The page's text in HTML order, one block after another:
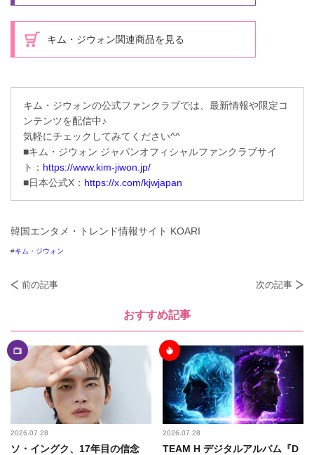
キム・ジウォン関連商品を見る
キム・ジウォンの公式ファンクラブでは、最新情報や限定コ
ンテンツを配信中♪
気軽にチェックしてみてください^^
■キム・ジウォン ジャパンオフィシャルファンクラブサイ
ト： https://www.kim-jiwon.jp/
■日本公式X： https://x.com/kjwjapan
韓国エンタメ・トレンド情報サイト KOARI
キム・ジウォン
前の記事 次の記事
おすすめ記事
2026.07.28
ソ・イングク、17年目の信念
2026.07.28
TEAM H デジタルアルバム『D